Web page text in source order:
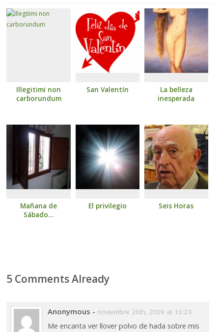
Illegitimi non
carborundum
San Valentín
La belleza
inesperada
Mañana de
Sábado…
El privilegio Seis Horas
5 Comments Already
Anonymous - noviembre 26th, 2009 at 10:23
Me encanta ver llover polvo de hada sobre mis